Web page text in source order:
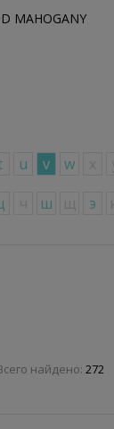
MAHOGANY
u v w
ш э
найдено: 272